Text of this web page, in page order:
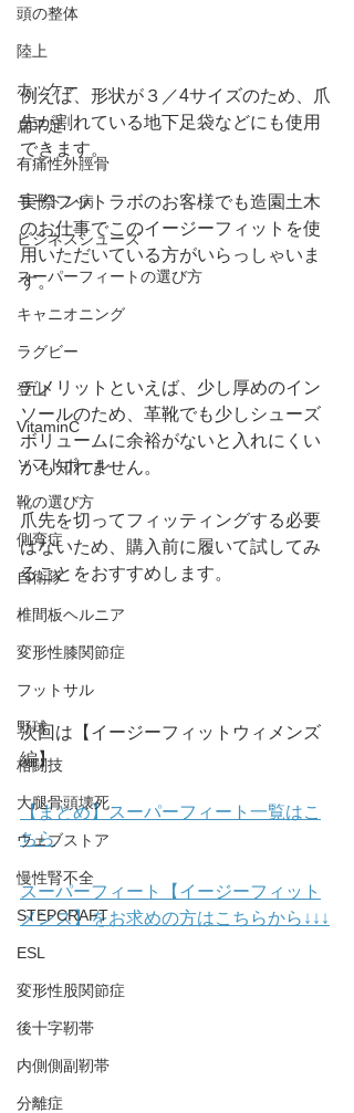
頭の整体
陸上
ホッケー
扁平足
有痛性外脛骨
モートン病
ビジネスシューズ
スーパーフィートの選び方
キャニオニング
ラグビー
登山
VitaminC
ソフトボール
靴の選び方
側弯症
自衛隊
椎間板ヘルニア
変形性膝関節症
フットサル
野球
格闘技
大腿骨頭壊死
ウェブストア
慢性腎不全
STEPCRAFT
ESL
変形性股関節症
後十字靭帯
内側側副靭帯
分離症
例えば、形状が３／4サイズのため、爪
先が割れている地下足袋などにも使用
できます。
実際フットラボのお客様でも造園土木
のお仕事でこのイージーフィットを使
用いただいている方がいらっしゃいま
す。
デメリットといえば、少し厚めのイン
ソールのため、革靴でも少しシューズ
ボリュームに余裕がないと入れにくい
かも知れません。
爪先を切ってフィッティングする必要
はないため、購入前に履いて試してみ
ることをおすすめします。
次回は【イージーフィットウィメンズ
編】
【まとめ】スーパーフィート一覧はこ
ちら
スーパーフィート【イージーフィット
メンズ】をお求めの方はこちらから↓↓↓